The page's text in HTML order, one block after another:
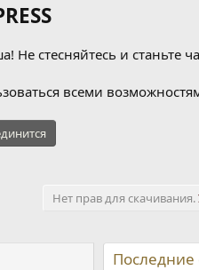
стесняйтесь и станьте
всеми
Нет прав для скачивания.